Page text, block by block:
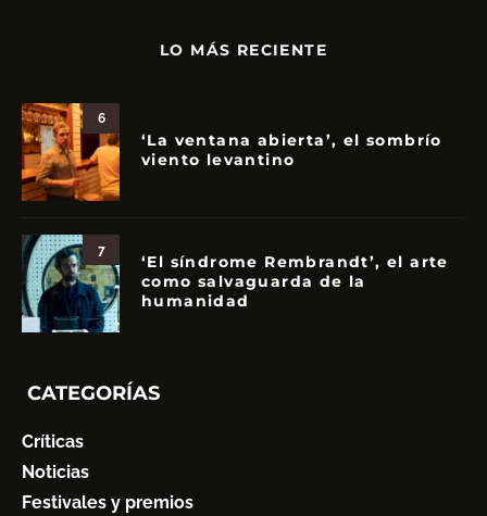
LO MÁS RECIENTE
6
‘La ventana abierta’, el sombrío
viento levantino
7
‘El síndrome Rembrandt’, el arte
como salvaguarda de la
humanidad
CATEGORÍAS
Críticas
Noticias
Festivales y premios